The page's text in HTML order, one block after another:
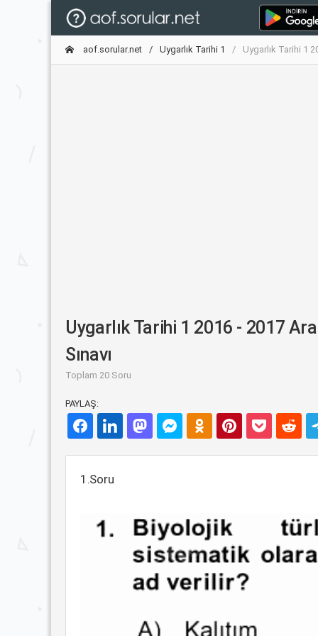
aof.sorular.net Uygarlık Tarihi 1 Uygarlık Tarihi 1
Uygarlık Tarihi 1 2016 - 2017 Ara
Sınavı
Toplam 20 Soru
PAYLAŞ:
1.Soru